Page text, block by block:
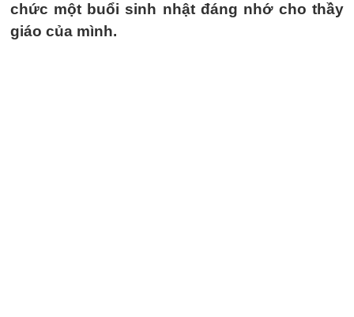
chức một buổi sinh nhật đáng nhớ cho thầy
giáo của mình.